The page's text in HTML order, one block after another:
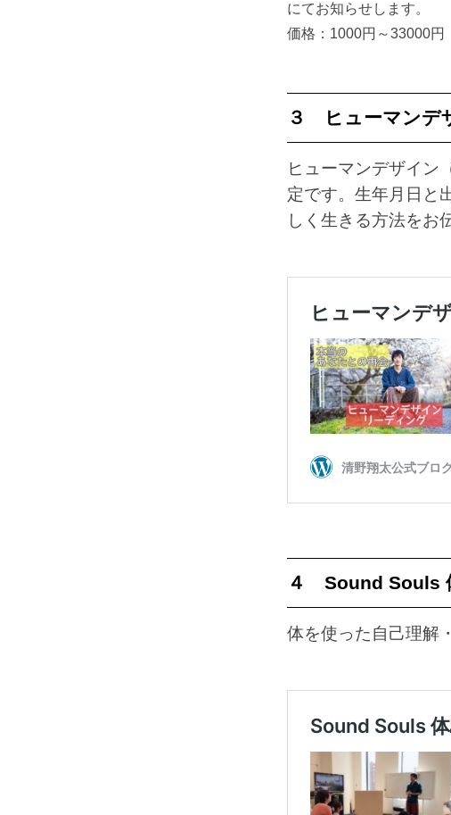
にてお知らせします。
価格：1000円～33000円
３ ヒューマンデ
ヒューマンデザイン
定です。生年月日と
しく生きる方法をお
４ Sound Souls
体を使った自己理解